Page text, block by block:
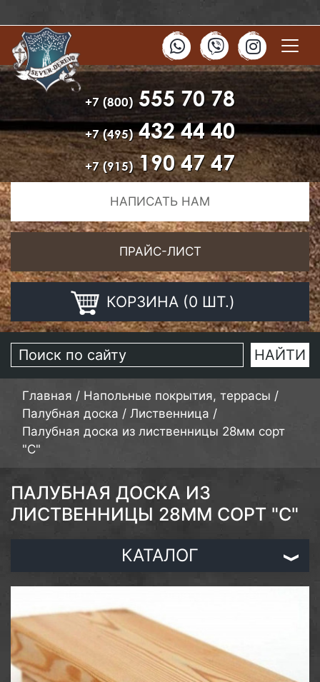
+7 (800) 555 70 78
+7 (495)432 44 40
+7 (915)190 47 47
НАПИСАТЬ НАМ
ПРАЙС-ЛИСТ
КОРЗИНА (0 ШТ.)
Главная / Напольные покрытия, террасы /
Палубная доска / Лиственница /
Палубная доска из лиственницы 28мм сорт
"С"
ПАЛУБНАЯ ДОСКА ИЗ
ЛИСТВЕННИЦЫ 28ММ СОРТ "С"
КАТАЛОГ